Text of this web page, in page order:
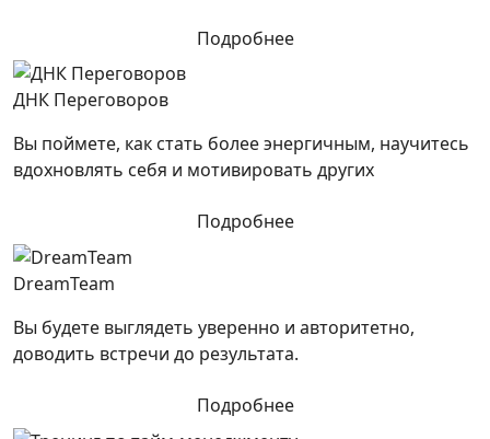
Подробнее
ДНК Переговоров
Вы поймете, как стать более энергичным, научитесь
вдохновлять себя и мотивировать других
Подробнее
DreamTeam
Вы будете выглядеть уверенно и авторитетно,
доводить встречи до результата.
Подробнее